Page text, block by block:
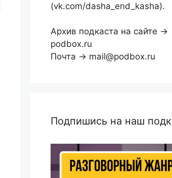
(vk.com/dasha_end_kasha).
Архив подкаста на сайте →
podbox.ru
Почта → mail@podbox.ru
Подпишись на наш